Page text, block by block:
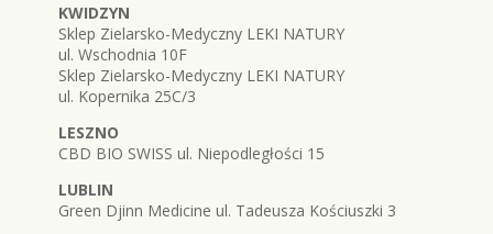
KWIDZYN
Sklep Zielarsko-Medyczny LEKI NATURY
ul. Wschodnia 10F
Sklep Zielarsko-Medyczny LEKI NATURY
ul. Kopernika 25C/3
LESZNO
CBD BIO SWISS ul. Niepodległości 15
LUBLIN
Green Djinn Medicine ul. Tadeusza Kościuszki 3